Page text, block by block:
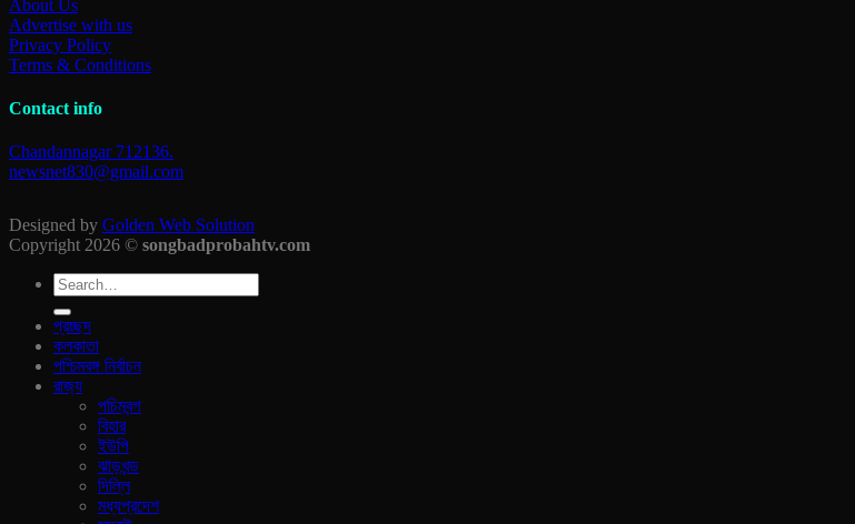
About Us
Advertise with us
Privacy Policy
Terms & Conditions
Contact info
Chandannagar 712136.
newsnet830@gmail.com
Designed by Golden Web Solution
Copyright 2026 © songbadprobahtv.com
প্রচ্ছদ
কলকাতা
পশ্চিমবঙ্গ নির্বাচন
রাজ‍্য
পচিমবন্গ
বিহার
ইউপি
ঝাড়খন্ড
দিল্লি
মধ্যপ্রদেশ